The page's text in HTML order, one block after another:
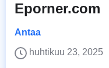
Eporner.com
Antaa
huhtikuu 23, 2025